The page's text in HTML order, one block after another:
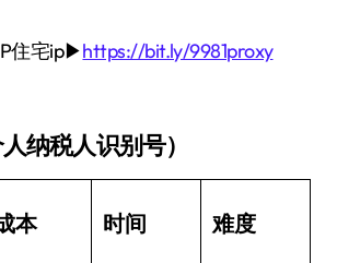
住宅ip▶https://bit.ly/9981proxy
纳税人识别号）
本 时间 难度